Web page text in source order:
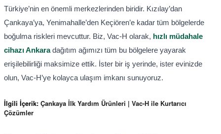
Türkiye’nin en önemli merkezlerinden biridir. Kızılay’dan
Çankaya’ya, Yenimahalle’den Keçiören’e kadar tüm bölgelerde
boğulma riskleri mevcuttur. Biz, Vac-H olarak, hızlı müdahale
cihazı Ankaradağıtım ağımızı tüm bu bölgelere yayarak
erişilebilirliği maksimize ettik. İster bir iş yerinde, ister evinizde
olun, Vac-H’ye kolayca ulaşım imkanı sunuyoruz.
İlgili İçerik: Çankaya İlk Yardım Ürünleri | Vac-H ile Kurtarıcı
Çözümler